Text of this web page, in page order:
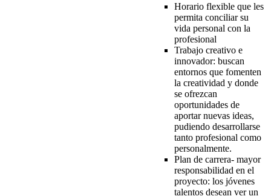
Horario flexible que les
permita conciliar su
vida personal con la
profesional
Trabajo creativo e
innovador: buscan
entornos que fomenten
la creatividad y donde
se ofrezcan
oportunidades de
aportar nuevas ideas,
pudiendo desarrollarse
tanto profesional como
personalmente.
Plan de carrera- mayor
responsabilidad en el
proyecto: los jóvenes
talentos desean ver un